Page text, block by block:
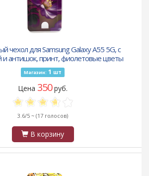
чехол для Samsung Galaxy A55 5G, с
и антишок, принт, фиолетовые цветы
Магазин: 1 шт
Цена 350руб.
3.6/5 ~ (17 голосов)
В корзину